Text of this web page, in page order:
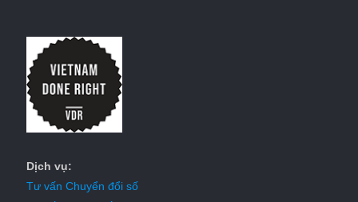
Dịch vụ:
Tư vấn Chuyển đổi số